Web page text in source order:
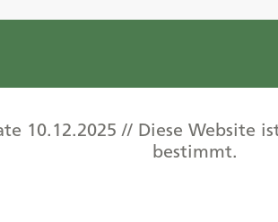
10.12.2025 // Diese
bestimmt.